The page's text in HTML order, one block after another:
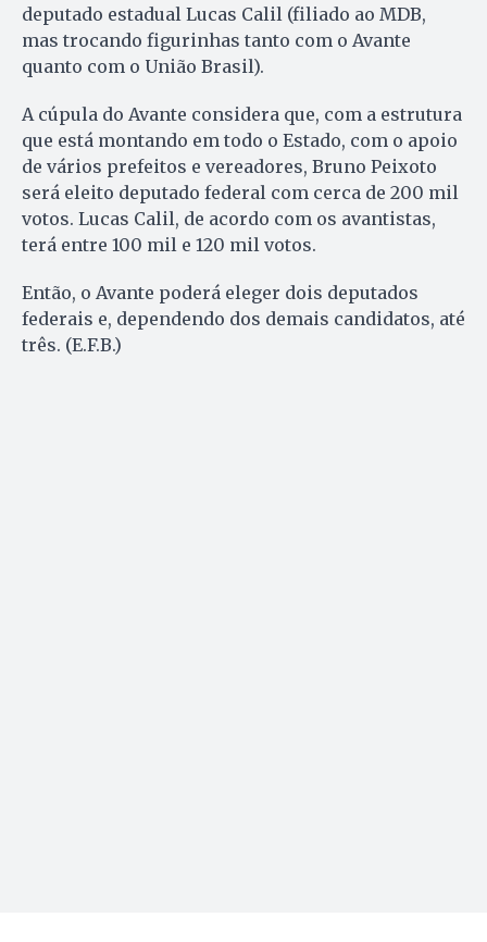
deputado estadual Lucas Calil (filiado ao MDB,
mas trocando figurinhas tanto com o Avante
quanto com o União Brasil).
A cúpula do Avante considera que, com a estrutura
que está montando em todo o Estado, com o apoio
de vários prefeitos e vereadores, Bruno Peixoto
será eleito deputado federal com cerca de 200 mil
votos. Lucas Calil, de acordo com os avantistas,
terá entre 100 mil e 120 mil votos.
Então, o Avante poderá eleger dois deputados
federais e, dependendo dos demais candidatos, até
três. (E.F.B.)